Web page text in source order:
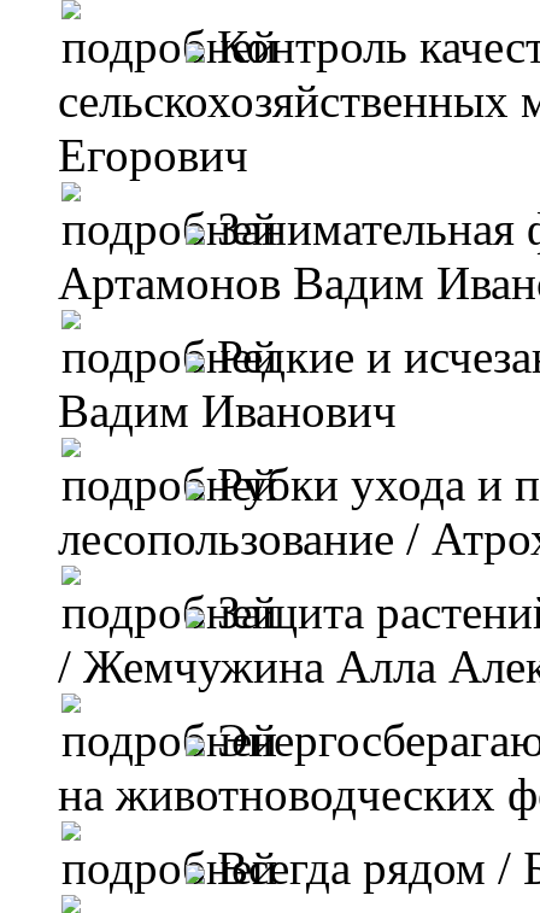
Контроль
Егорович
Занимательная
Артамонов Вадим
Редкие и
Вадим Иванович
Рубки ухода и
лесопользование /
Защита
/ Жемчужина Алла
на животноводческих
Всегда рядом /